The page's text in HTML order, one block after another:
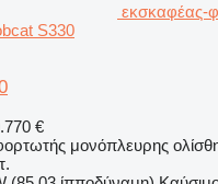
εκσκαφέας-
S330
€
μονόπλευρης